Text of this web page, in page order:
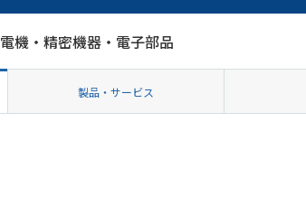
電機・精密機器・電子部品
製品・サービス